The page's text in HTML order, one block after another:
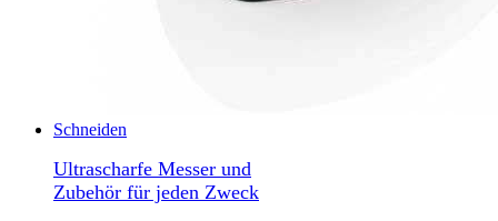
Schneiden
Ultrascharfe Messer und
Zubehör für jeden Zweck